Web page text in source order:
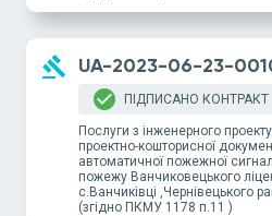
gavel UA-2023-06-23-
check_circle ПІДПИСАНО КОНТРАКТ
Послуги з інженерного
проектно-кошторисної
автоматичної пожежної
пожежу Ванчиковецького
с.Ванчиківці ,Чернівецького
(згідно ПКМУ 1178 п.11 )